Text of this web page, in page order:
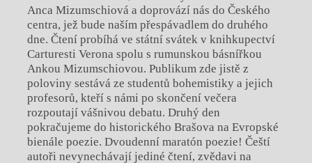
Anca Mizumschiová a doprovází nás do Českého
centra, jež bude naším přespávadlem do druhého
dne. Čtení probíhá ve státní svátek v knihkupectví
Carturesti Verona spolu s rumunskou básnířkou
Ankou Mizumschiovou. Publikum zde jistě z
poloviny sestává ze studentů bohemistiky a jejich
profesorů, kteří s námi po skončení večera
rozpoutají vášnivou debatu. Druhý den
pokračujeme do historického Brašova na Evropské
bienále poezie. Dvoudenní maratón poezie! Čeští
autoři nevynechávají jediné čtení, zvědavi na